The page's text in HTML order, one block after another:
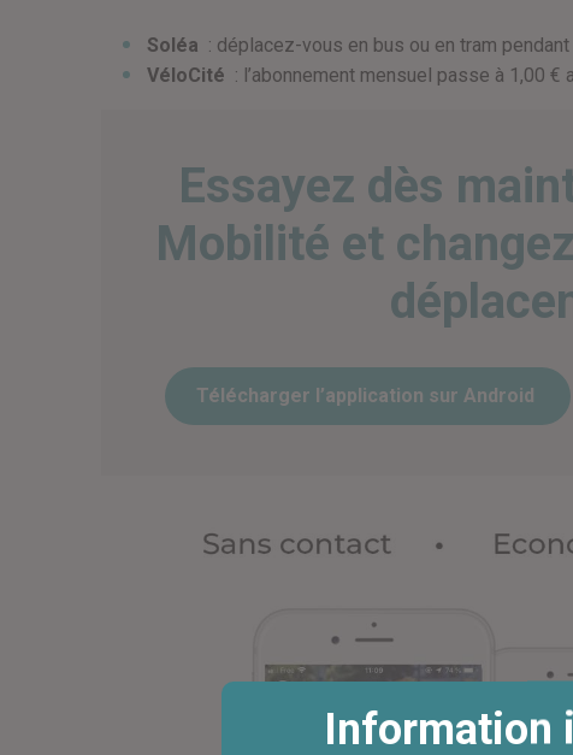
Soléa : déplacez-vous en bus ou en tram
VéloCité : l’abonnement mensuel passe à 1,00 €
Essayez dès
Mobilité et
Télécharger l’application sur Android
Information